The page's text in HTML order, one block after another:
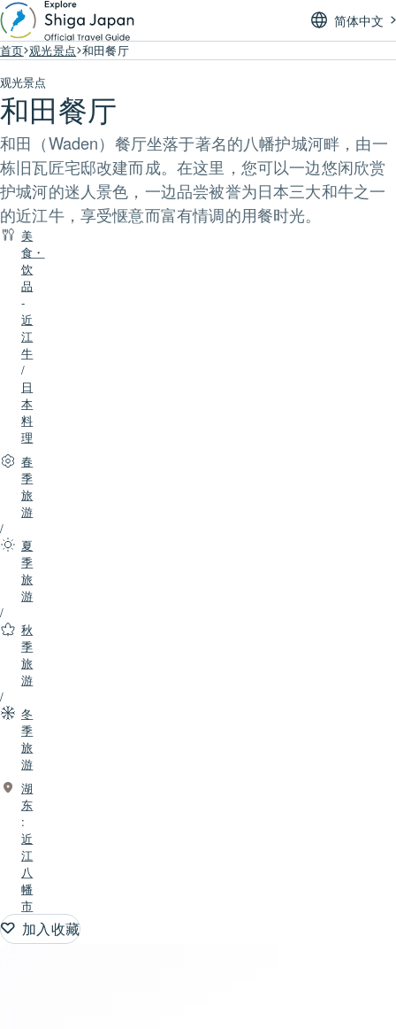
简体中文
首页 观光景点 和田餐厅
观光景点
和田餐厅
和田（Waden）餐厅坐落于著名的八幡护城河畔，由一
栋旧瓦匠宅邸改建而成。在这里，您可以一边悠闲欣赏
护城河的迷人景色，一边品尝被誉为日本三大和牛之一
的近江牛，享受惬意而富有情调的用餐时光。
美
食・
饮
品
-
近
江
牛
/
日
本
料
理
春
季
旅
游
/
夏
季
旅
游
/
秋
季
旅
游
/
冬
季
旅
游
湖
东
:
近
江
八
幡
市
加入收藏